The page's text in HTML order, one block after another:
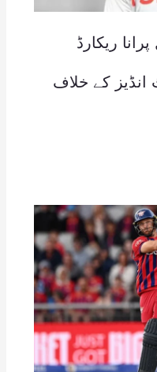
نے49 سال پرانا ریکارڈ
انڈیز کے خلاف